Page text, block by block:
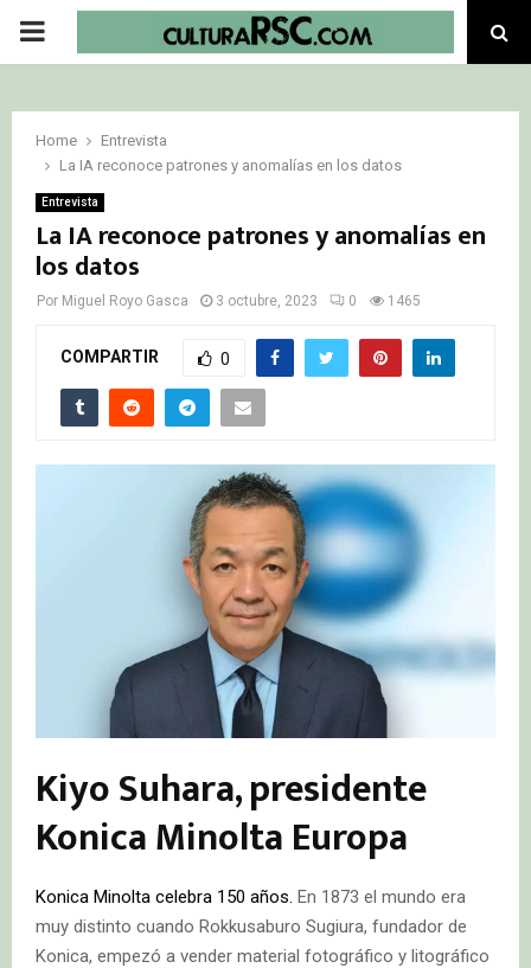
PRIMARY
Home
Entrevista
La IA reconoce patrones y anomalías en los datos
Entrevista
La IA reconoce patrones y anomalías en
los datos
Por Miguel Royo Gasca 3 octubre, 2023 0 1465
COMPARTIR 0
Kiyo Suhara, presidente
Konica Minolta Europa
Konica Minolta celebra 150 años. En 1873 el mundo era
muy distinto cuando Rokkusaburo Sugiura, fundador de
Konica, empezó a vender material fotográfico y litográfico